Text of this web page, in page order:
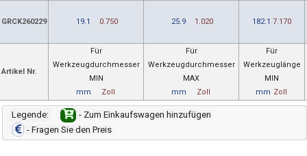
GRCK260229 19.1 0.750 25.9 1.020 182.1 7.170
Artikel Nr.
Für
Werkzeugdurchmesser
MIN
mm
Zoll
Für
Werkzeugdurchmesser
MAX
mm
Zoll
Für
Werkzeuglänge
MIN
mm Zoll
Legende:
- Zum Einkaufswagen hinzufügen
- Fragen Sie den Preis